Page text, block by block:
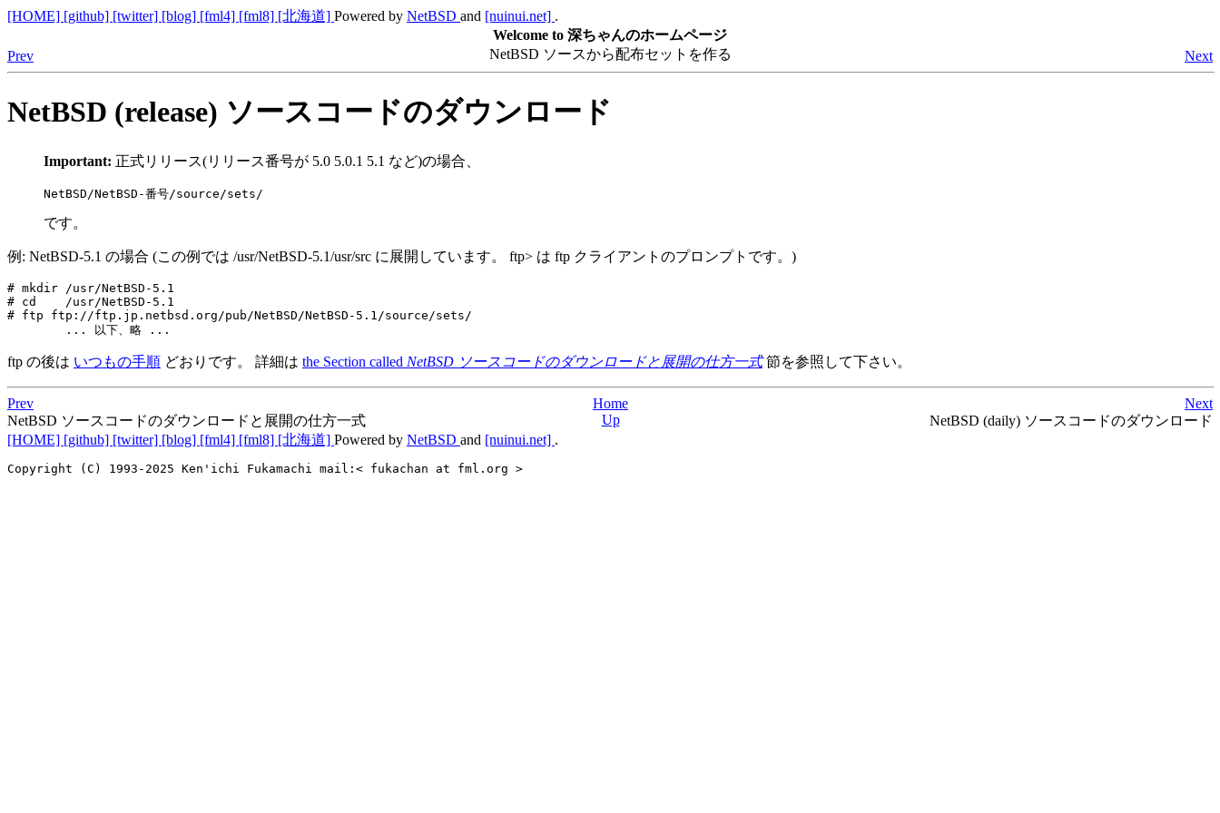
[HOME] [github] [twitter] [blog] [fml4] [fml8] [北海道] Powered by NetBSD and [nuinui.net] .
Welcome to 深ちゃんのホームページ
Prev
NetBSD ソースから配布セットを作る Next
NetBSD (release) ソースコードのダウンロード
Important: 正式リリース(リリース番号が 5.0 5.0.1 5.1 など)の場合、
NetBSD/NetBSD-番号/source/sets/
です。
例: NetBSD-5.1 の場合 (この例では /usr/NetBSD-5.1/usr/src に展開しています。 ftp> は ftp クライアントのプロンプトです。)
# mkdir /usr/NetBSD-5.1
# cd    /usr/NetBSD-5.1
# ftp ftp://ftp.jp.netbsd.org/pub/NetBSD/NetBSD-5.1/source/sets/
	... 以下、略 ...
ftp の後は いつもの手順 どおりです。 詳細は the Section called NetBSD ソースコードのダウンロードと展開の仕方一式節を参照して下さい。
Prev Home
Next
NetBSD ソースコードのダウンロードと展開の仕方一式
Up
NetBSD (daily) ソースコードのダウンロード
[HOME] [github] [twitter] [blog] [fml4] [fml8] [北海道] Powered by NetBSD and [nuinui.net] .